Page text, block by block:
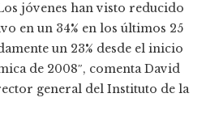
jóvenes han visto reducido
en un 34% en los últimos 25
un 23% desde el inicio
de 2008″, comenta David
general del Instituto de la